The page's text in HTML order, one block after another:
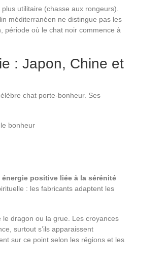
utilitaire (chasse aux rongeurs).
méditerranéen ne distingue pas les
période où le chat noir commence à
: Japon, Chine et
chat porte-bonheur. Ses
bonheur
énergie positive liée à la sérénité
: les fabricants adaptent les
le dragon ou la grue. Les croyances
surtout s’ils apparaissent
sur ce point selon les régions et les